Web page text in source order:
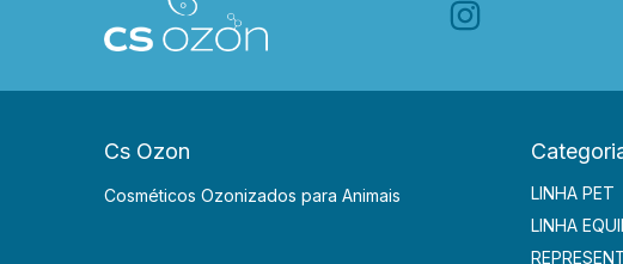
Cs Ozon
Cosméticos Ozonizados para Animais
LINHA PET
LINHA